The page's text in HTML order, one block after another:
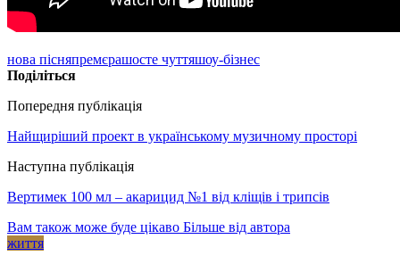
нова пісняпремєрашосте чуттяшоу-бізнес
Поділіться
Попередня публікація
Найщиріший проект в українському музичному просторі
Наступна публікація
Вертимек 100 мл – акарицид №1 від кліщів і трипсів
Вам також може буде цікаво Більше від автора
життя